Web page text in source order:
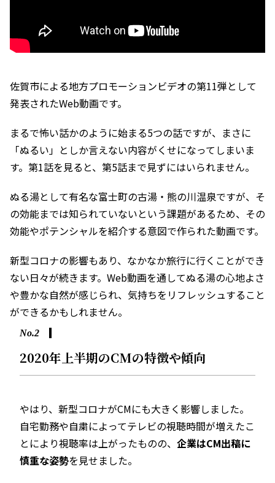
佐賀市による地方プロモーションビデオの第11弾として
発表されたWeb動画です。
まるで怖い話かのように始まる5つの話ですが、まさに
「ぬるい」としか言えない内容がくせになってしまいま
す。第1話を見ると、第5話まで見ずにはいられません。
ぬる湯として有名な富士町の古湯・熊の川温泉ですが、そ
の効能までは知られていないという課題があるため、その
効能やポテンシャルを紹介する意図で作られた動画です。
新型コロナの影響もあり、なかなか旅行に行くことができ
ない日々が続きます。Web動画を通してぬる湯の心地よさ
や豊かな自然が感じられ、気持ちをリフレッシュすること
ができるかもしれません。
No.2
2020年上半期のCMの特徴や傾向
やはり、新型コロナがCMにも大きく影響しました。
自宅勤務や自粛によってテレビの視聴時間が増えたこ
とにより視聴率は上がったものの、 企業はCM出稿に
慎重な姿勢を見せました。